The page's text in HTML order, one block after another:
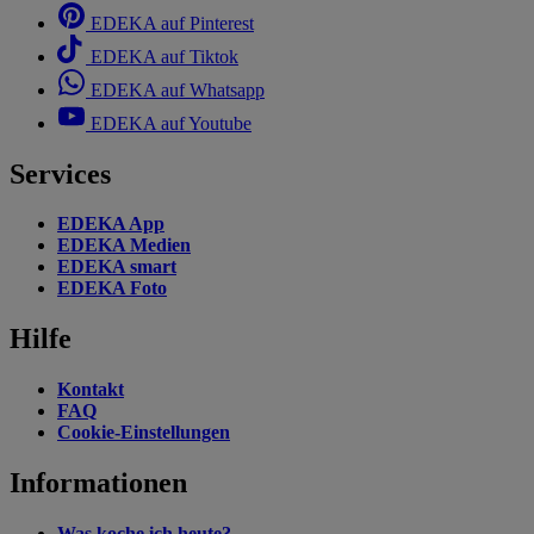
EDEKA auf Pinterest
EDEKA auf Tiktok
EDEKA auf Whatsapp
EDEKA auf Youtube
Services
EDEKA App
EDEKA Medien
EDEKA smart
EDEKA Foto
Hilfe
Kontakt
FAQ
Cookie-Einstellungen
Informationen